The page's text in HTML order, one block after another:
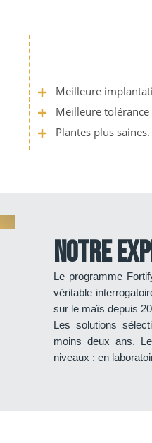
Meilleure
Meilleure tolérance
Plantes plus saines.
Notre
Le programme
véritable
sur le maïs depuis
Les solutions
moins deux ans.
niveaux : en